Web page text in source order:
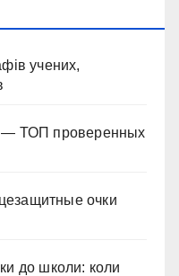
учених,
— ТОП проверенных
очки
до школи: коли